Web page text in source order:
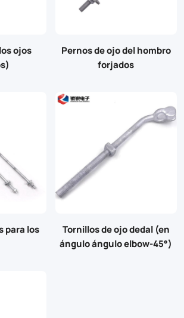
ojos
Pernos de ojo del hombro
forjados
para los
Tornillos de ojo dedal (en
ángulo ángulo elbow-45°)